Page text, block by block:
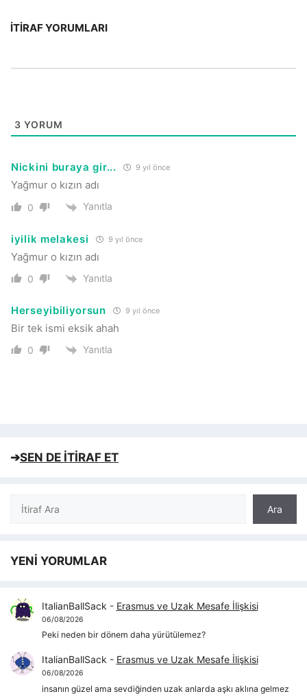
İTIRAF YORUMLARI
3 YORUM
Nickini buraya gir... 9 yıl önce
Yağmur o kızın adı
0 Yanıtla
iyilik melakesi 9 yıl önce
Yağmur o kızın adı
0 Yanıtla
Herseyibiliyorsun 9 yıl önce
Bir tek ismi eksik ahah
0 Yanıtla
➔SEN DE İTİRAF ET
Ara
Ara
YENİ YORUMLAR
ItalianBallSack - Erasmus ve Uzak Mesafe İlişkisi
06/08/2026
Peki neden bir dönem daha yürütülemez?
ItalianBallSack - Erasmus ve Uzak Mesafe İlişkisi
06/08/2026
insanın güzel ama sevdiğinden uzak anlarda aşkı aklına gelmez